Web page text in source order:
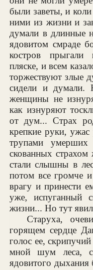
были заветы, и
ними из жизни и
думали в длинные
ядовитом смраде
костров
пляске, и всем
торжествуют злые
сидели и
женщины не
как изнуряют
от дум... Страх
крепкие руки,
трупами
скованных
стали слышны в
потом все громче
врагу и принести
уже, испуганный
жизни... Но тут
Старуха,
горящем сердце
голос ее,
мной шум леса,
ядовитого дыхания